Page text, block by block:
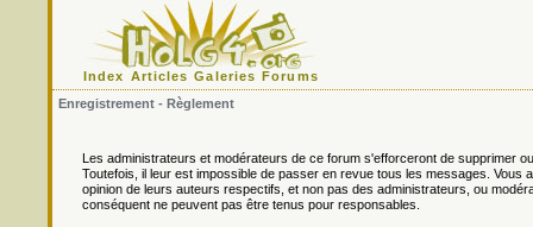
Index Articles Galeries Forums
Enregistrement - Règlement
Les administrateurs et modérateurs de ce forum s'efforceront de supprimer
Toutefois, il leur est impossible de passer en revue tous les messages.
opinion de leurs auteurs respectifs, et non pas des administrateurs, ou
conséquent ne peuvent pas être tenus pour responsables.